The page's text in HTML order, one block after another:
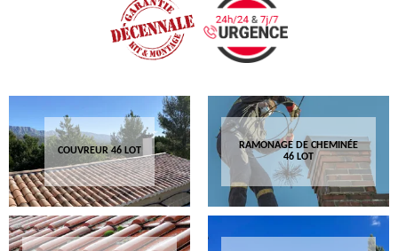
COUVREUR 46 LOT
RAMONAGE DE CHEMINÉE
46 LOT